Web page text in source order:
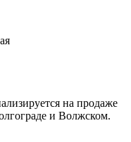
на продаже
и Волжском.